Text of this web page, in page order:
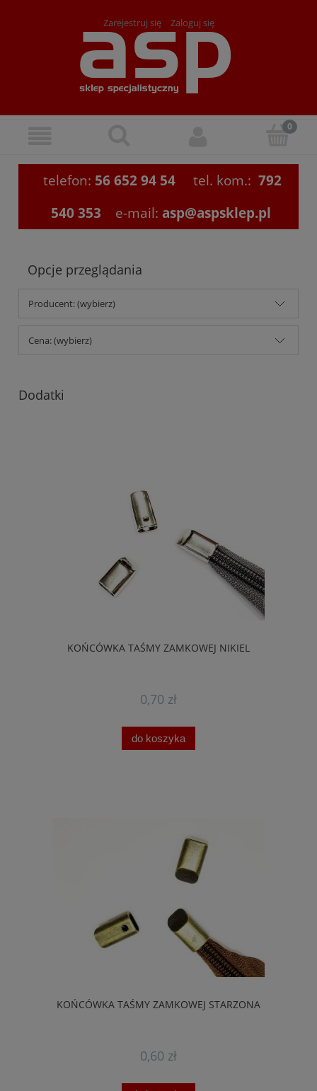
Zarejestruj się Zaloguj się
telefon: 56 652 94 54 tel. kom.: 792
540 353
e-mail: asp@aspsklep.pl
Opcje przeglądania
Producent: (wybierz)
Cena: (wybierz)
Dodatki
KOŃCÓWKA TAŚMY ZAMKOWEJ NIKIEL
0,70 zł
do koszyka
KOŃCÓWKA TAŚMY ZAMKOWEJ STARZONA
0,60 zł